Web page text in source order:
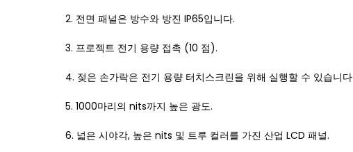
2. 전면 패널은 방수와 방진 IP65입니다.
3. 프로젝트 전기 용량 접촉 (10 점).
4. 젖은 손가락은 전기 용량 터치스크린을 위해 실행할 수 있습니다
5. 1000마리의 nits까지 높은 광도.
6. 넓은 시야각, 높은 nits 및 트루 컬러를 가진 산업 LCD 패널.